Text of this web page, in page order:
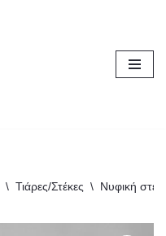
\ Τιάρες/Στέκες \ Νυφική